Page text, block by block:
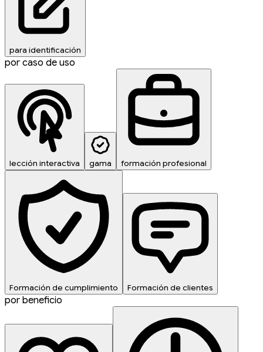
para identificación
por caso de uso
lección interactiva gama formación profesional
Formación de cumplimiento Formación de clientes
por beneficio